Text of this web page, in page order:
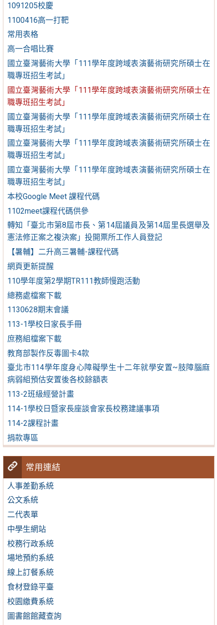
1091205校慶
1100416高一打靶
常用表格
高一合唱比賽
國立臺灣藝術大學「111學年度跨域表演藝術研究所碩士在
職專班招生考試」
國立臺灣藝術大學「111學年度跨域表演藝術研究所碩士在
職專班招生考試」
國立臺灣藝術大學「111學年度跨域表演藝術研究所碩士在
職專班招生考試」
國立臺灣藝術大學「111學年度跨域表演藝術研究所碩士在
職專班招生考試」
國立臺灣藝術大學「111學年度跨域表演藝術研究所碩士在
職專班招生考試」
本校Google Meet 課程代碼
1102meet課程代碼供參
轉知「臺北市第8屆市長、第14屆議員及第14屆里長選舉及
憲法修正案之複決案」投開票所工作人員登記
【暑輔】二升高三暑輔-課程代碼
網頁更新提醒
110學年度第2學期TR111教師慢跑活動
總務處檔案下載
1130628期末會議
113-1學校日家長手冊
庶務組檔案下載
教育部製作反毒圖卡4款
臺北市114學年度身心障礙學生十二年就學安置~肢障腦麻
病弱組預估安置後各校餘額表
113-2班級經營計畫
114-1學校日暨家長座談會家長校務建議事項
114-2課程計畫
捐款專區
常用連結
人事差勤系統
公文系統
二代表單
中學生網站
校務行政系統
場地預約系統
線上訂餐系統
食材登錄平臺
校園繳費系統
圖書館館藏查詢